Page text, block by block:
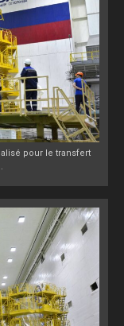
pour le transfert